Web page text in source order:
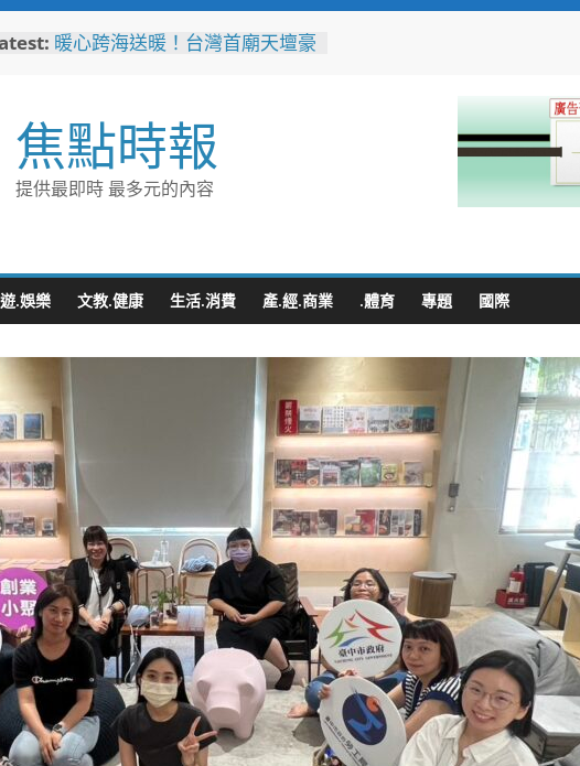
歡慶父親節！《台中通
捐「300萬」助熊本震災重建
埔里鎮以西部牛仔風 歡慶父親
節
警友辦事處大力相挺！岡山分局
焦點時報
提供最即時 最多元的內容
.娛樂 文教.健康 生活.消費 產.經.商業 .體育 專題 國際